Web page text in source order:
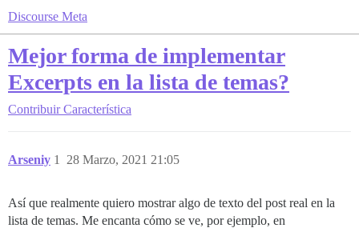
Discourse Meta
Mejor forma de implementar
Excerpts en la lista de temas?
Contribuir Característica
Arseniy 28 Marzo, 2021 21:05
1
Así que realmente quiero mostrar algo de texto del post real en la
lista de temas. Me encanta cómo se ve, por ejemplo, en